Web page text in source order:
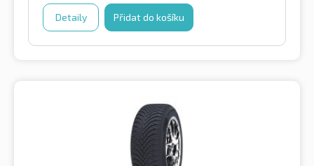
Detaily Přidat do košíku